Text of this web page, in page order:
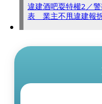
違建酒吧耍特權2／
表 業主不甩違建報